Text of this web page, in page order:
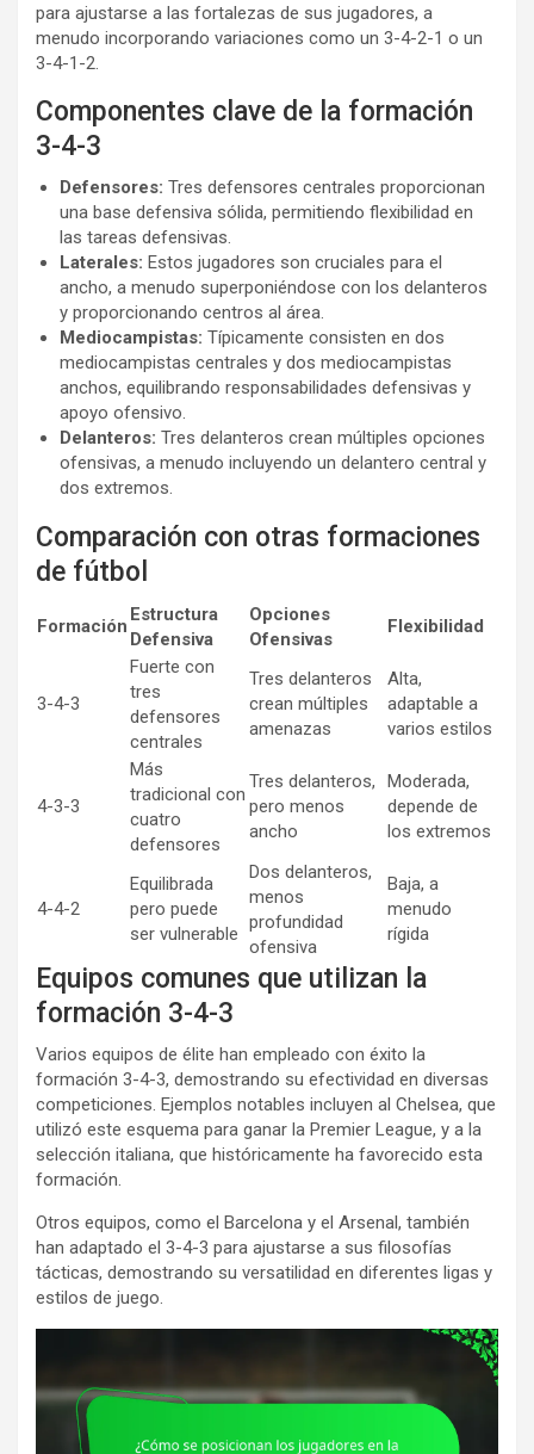
para ajustarse a las fortalezas de sus jugadores, a
menudo incorporando variaciones como un 3-4-2-1 o un
3-4-1-2.
Componentes clave de la formación
3-4-3
Defensores: Tres defensores centrales proporcionan
una base defensiva sólida, permitiendo flexibilidad en
las tareas defensivas.
Laterales: Estos jugadores son cruciales para el
ancho, a menudo superponiéndose con los delanteros
y proporcionando centros al área.
Mediocampistas: Típicamente consisten en dos
mediocampistas centrales y dos mediocampistas
anchos, equilibrando responsabilidades defensivas y
apoyo ofensivo.
Delanteros: Tres delanteros crean múltiples opciones
ofensivas, a menudo incluyendo un delantero central y
dos extremos.
Comparación con otras formaciones
de fútbol
Formación
Estructura
Defensiva
Opciones
Ofensivas
Flexibilidad
3-4-3
Fuerte con
tres
defensores
centrales
Tres delanteros
crean múltiples
amenazas
Alta,
adaptable a
varios estilos
4-3-3
Más
tradicional con
cuatro
defensores
Tres delanteros,
pero menos
ancho
Moderada,
depende de
los extremos
4-4-2
Equilibrada
pero puede
ser vulnerable
Dos delanteros,
menos
profundidad
ofensiva
Baja, a
menudo
rígida
Equipos comunes que utilizan la
formación 3-4-3
Varios equipos de élite han empleado con éxito la
formación 3-4-3, demostrando su efectividad en diversas
competiciones. Ejemplos notables incluyen al Chelsea, que
utilizó este esquema para ganar la Premier League, y a la
selección italiana, que históricamente ha favorecido esta
formación.
Otros equipos, como el Barcelona y el Arsenal, también
han adaptado el 3-4-3 para ajustarse a sus filosofías
tácticas, demostrando su versatilidad en diferentes ligas y
estilos de juego.